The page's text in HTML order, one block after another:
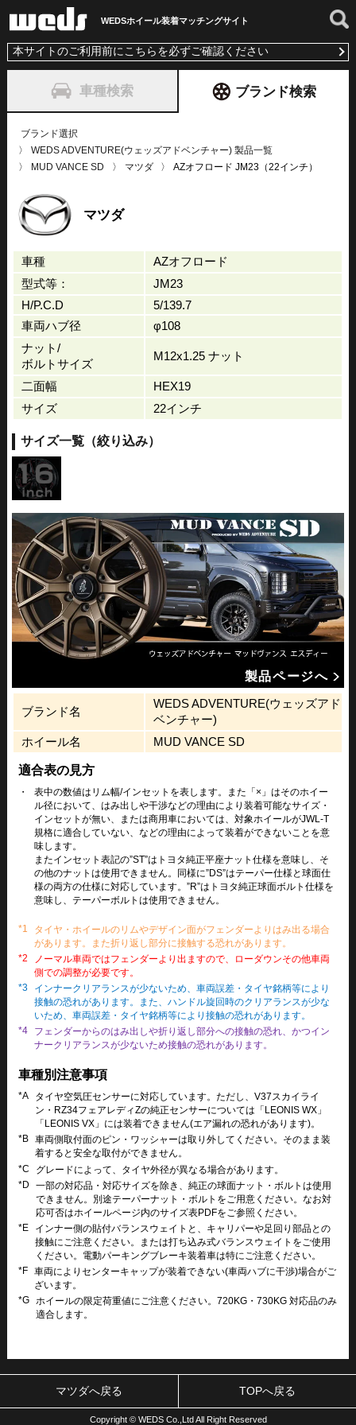
WEDSホイール装着マッチングサイト
本サイトのご利用前にこちらを必ずご確認ください
車種検索 ブランド検索
ブランド選択
WEDS ADVENTURE(ウェッズアドベンチャー) 製品一覧
MUD VANCE SD
マツダ AZオフロード JM23（22インチ）
マツダ
車種
AZオフロード
型式等：
JM23
H/P.C.D
5/139.7
車両ハブ径
φ108
ナット/
ボルトサイズ
M12x1.25 ナット
二面幅
HEX19
サイズ
22インチ
サイズ一覧（絞り込み）
製品ページへ
ブランド名
WEDS ADVENTURE(ウェッズアド
ベンチャー)
ホイール名
MUD VANCE SD
適合表の見方
・
表中の数値はリム幅/インセットを表します。また「×」はそのホイー
ル径において、はみ出しや干渉などの理由により装着可能なサイズ・
インセットが無い、または商用車においては、対象ホイールがJWL-T
規格に適合していない、などの理由によって装着ができないことを意
味します。
またインセット表記の”ST”はトヨタ純正平座ナット仕様を意味し、そ
の他のナットは使用できません。同様に”DS”はテーパー仕様と球面仕
様の両方の仕様に対応しています。”R”はトヨタ純正球面ボルト仕様を
意味し、テーパーボルトは使用できません。
*1
タイヤ・ホイールのリムやデザイン面がフェンダーよりはみ出る場合
があります。また折り返し部分に接触する恐れがあります。
*2
ノーマル車両ではフェンダーより出ますので、ローダウンその他車両
側での調整が必要です。
*3
インナークリアランスが少ないため、車両誤差・タイヤ銘柄等により
接触の恐れがあります。また、ハンドル旋回時のクリアランスが少な
いため、車両誤差・タイヤ銘柄等により接触の恐れがあります。
*4
フェンダーからのはみ出しや折り返し部分への接触の恐れ、かつイン
ナークリアランスが少ないため接触の恐れがあります。
車種別注意事項
*A
タイヤ空気圧センサーに対応しています。ただし、V37スカイライ
ン・RZ34フェアレディZの純正センサーについては「LEONIS WX」
「LEONIS VX」には装着できません(エア漏れの恐れがあります)。
*B 車両側取付面のピン・ワッシャーは取り外してください。そのまま装
着すると安全な取付ができません。
*C
グレードによって、タイヤ外径が異なる場合があります。
*D
一部の対応品・対応サイズを除き、純正の球面ナット・ボルトは使用
できません。別途テーパーナット・ボルトをご用意ください。なお対
応可否はホイールページ内のサイズ表PDFをご参照ください。
*E
インナー側の貼付バランスウェイトと、キャリパーや足回り部品との
接触にご注意ください。または打ち込み式バランスウェイトをご使用
ください。電動パーキングブレーキ装着車は特にご注意ください。
*F 車両によりセンターキャップが装着できない(車両ハブに干渉)場合がご
ざいます。
*G ホイールの限定荷重値にご注意ください。720KG・730KG 対応品のみ
適合します。
マツダへ戻る TOPへ戻る
Copyright © WEDS Co.,Ltd All Right Reserved